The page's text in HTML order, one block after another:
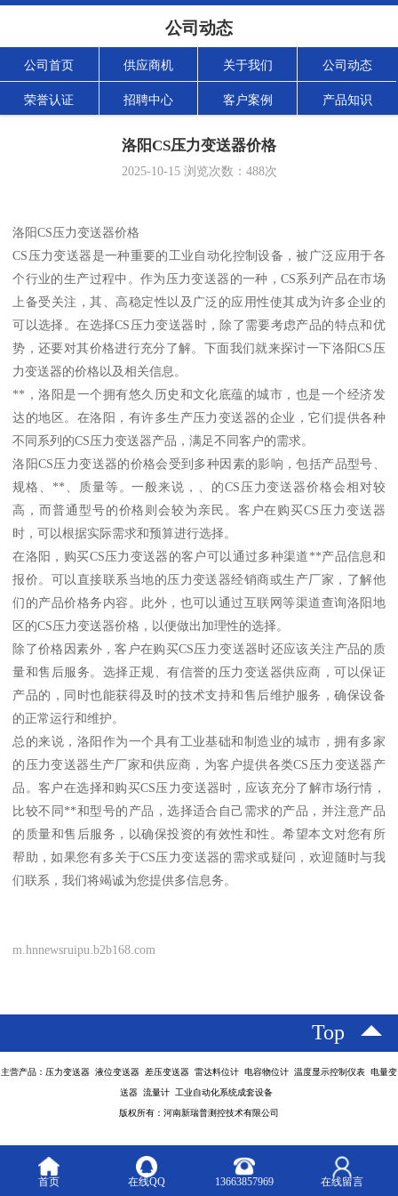
公司动态
公司首页 供应商机 关于我们 公司动态
荣誉认证 招聘中心 客户案例 产品知识
洛阳CS压力变送器价格
2025-10-15浏览次数： 488次
洛阳CS压力变送器价格
CS压力变送器是一种重要的工业自动化控制设备，被广泛应用于各
个行业的生产过程中。作为压力变送器的一种，CS系列产品在市场
上备受关注，其、高稳定性以及广泛的应用性使其成为许多企业的
可以选择。在选择CS压力变送器时，除了需要考虑产品的特点和优
势，还要对其价格进行充分了解。下面我们就来探讨一下洛阳CS压
力变送器的价格以及相关信息。
**，洛阳是一个拥有悠久历史和文化底蕴的城市，也是一个经济发
达的地区。在洛阳，有许多生产压力变送器的企业，它们提供各种
不同系列的CS压力变送器产品，满足不同客户的需求。
洛阳CS压力变送器的价格会受到多种因素的影响，包括产品型号、
规格、**、质量等。一般来说，、的CS压力变送器价格会相对较
高，而普通型号的价格则会较为亲民。客户在购买CS压力变送器
时，可以根据实际需求和预算进行选择。
在洛阳，购买CS压力变送器的客户可以通过多种渠道**产品信息和
报价。可以直接联系当地的压力变送器经销商或生产厂家，了解他
们的产品价格务内容。此外，也可以通过互联网等渠道查询洛阳地
区的CS压力变送器价格，以便做出加理性的选择。
除了价格因素外，客户在购买CS压力变送器时还应该关注产品的质
量和售后服务。选择正规、有信誉的压力变送器供应商，可以保证
产品的，同时也能获得及时的技术支持和售后维护服务，确保设备
的正常运行和维护。
总的来说，洛阳作为一个具有工业基础和制造业的城市，拥有多家
的压力变送器生产厂家和供应商，为客户提供各类CS压力变送器产
品。客户在选择和购买CS压力变送器时，应该充分了解市场行情，
比较不同**和型号的产品，选择适合自己需求的产品，并注意产品
的质量和售后服务，以确保投资的有效性和性。希望本文对您有所
帮助，如果您有多关于CS压力变送器的需求或疑问，欢迎随时与我
们联系，我们将竭诚为您提供多信息务。
m.hnnewsruipu.b2b168.com
Top
主营产品：压力变送器 液位变送器 差压变送器 雷达料位计 电容物位计 温度显示控制仪表 电量变
送器 流量计 工业自动化系统成套设备
版权所有：河南新瑞普测控技术有限公司
首页 在线QQ 13663857969 在线留言